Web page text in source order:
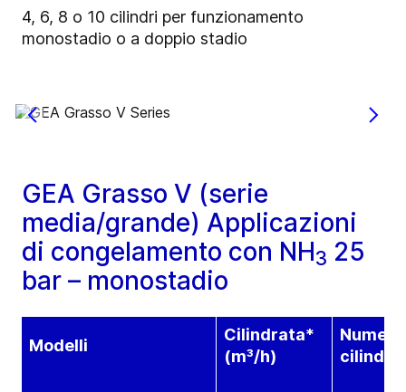
4, 6, 8 o 10 cilindri per funzionamento
monostadio o a doppio stadio
GEA Grasso V (serie
media/grande) Applicazioni
di congelamento con NH3 25
bar – monostadio
Modelli
Cilindrata*
(m³/h)
cilindri